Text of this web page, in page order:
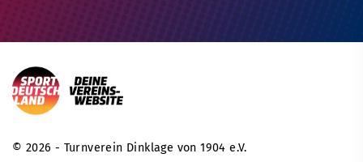
© 2026 - Turnverein Dinklage von 1904 e.V.